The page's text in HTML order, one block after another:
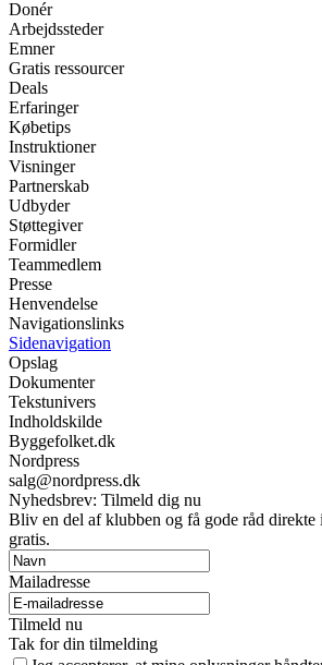
Donér
Arbejdssteder
Emner
Gratis ressourcer
Deals
Erfaringer
Købetips
Instruktioner
Visninger
Partnerskab
Udbyder
Støttegiver
Formidler
Teammedlem
Presse
Henvendelse
Navigationslinks
Sidenavigation
Opslag
Dokumenter
Tekstunivers
Indholdskilde
Byggefolket.dk
Nordpress
salg@nordpress.dk
Nyhedsbrev: Tilmeld dig nu
Bliv en del af klubben og få gode råd
gratis.
Mailadresse
Tilmeld nu
Tak for din tilmelding